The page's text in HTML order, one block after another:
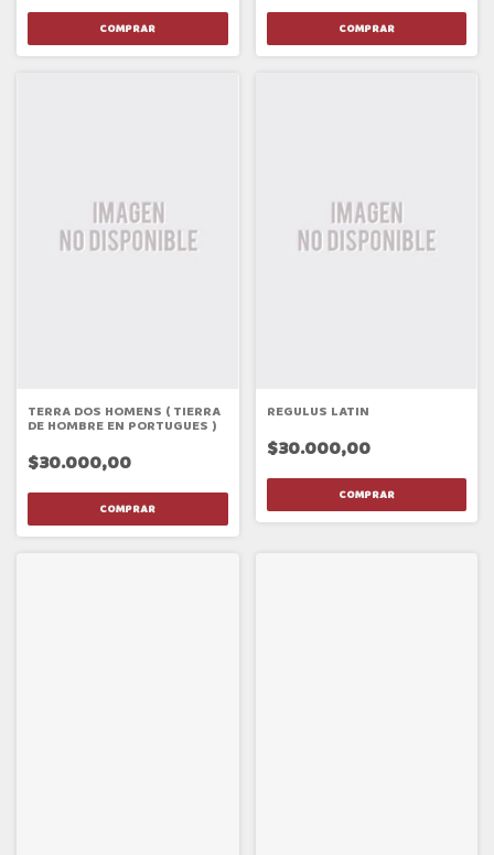
TERRA DOS HOMENS ( TIERRA
DE HOMBRE EN PORTUGUES )
$30.000,00
REGULUS LATIN
$30.000,00